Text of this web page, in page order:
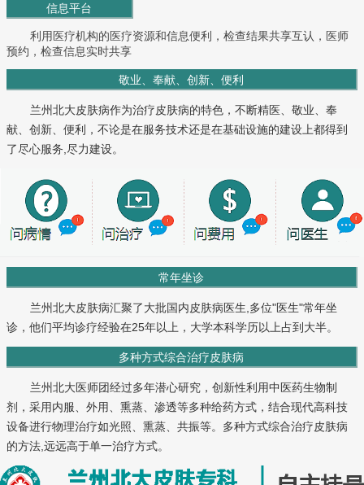
信息平台
利用医疗机构的医疗资源和信息便利，检查结果共享互认，医师
预约，检查信息实时共享
敬业、奉献、创新、便利
兰州北大皮肤病作为治疗皮肤病的特色，不断精医、敬业、奉
献、创新、便利，不论是在服务技术还是在基础设施的建设上都得到
了尽心服务,尽力建设。
常年坐诊
兰州北大皮肤病汇聚了大批国内皮肤病医生,多位"医生"常年坐
诊，他们平均诊疗经验在25年以上，大学本科学历以上占到大半。
多种方式综合治疗皮肤病
兰州北大医师团经过多年潜心研究，创新性利用中医药生物制
剂，采用内服、外用、熏蒸、渗透等多种给药方式，结合现代高科技
设备进行物理治疗如光照、熏蒸、共振等。多种方式综合治疗皮肤病
的方法,远远高于单一治疗方式。